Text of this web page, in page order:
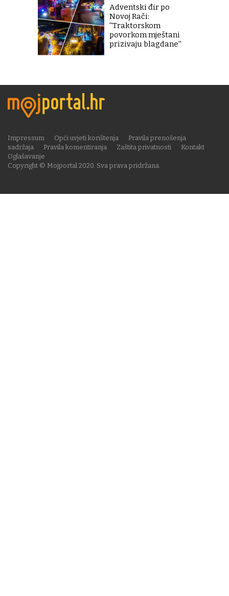
Adventski đir po
Novoj Rači:
''Traktorskom
povorkom mještani
prizivaju blagdane''
Copyright © Mojportal 2020. Sva prava pridržana.
Impressum Opći uvjeti korištenja
Pravila prenošenja
sadržaja
Pravila komentiranja Zaštita privatnosti
Kontakt
Oglašavanje